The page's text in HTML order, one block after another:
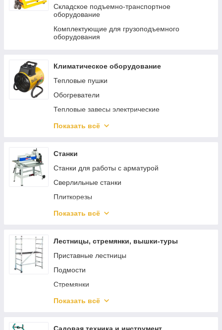
Хоппер ковши
Пневмоотвертки
Пневмоножницы и пилы
Пневматические лобзики
Бытовые поверхностные насосы
Автоматика для насосов
Складское подъемно-транспортное
оборудование
Комплектующие для грузоподъемного
оборудования
Климатическое оборудование
Тепловые пушки
Обогреватели
Тепловые завесы электрические
Водонагреватели
Аккумуляторные вентиляторы
Показать всё
Станки
Станки для работы с арматурой
Сверлильные станки
Плиткорезы
Пильные станки
Тиски
Стружкоотсосы
Фрезерные станки
Строгальные станки
Шлифовальные станки
Показать всё
Лестницы, стремянки, вышки-туры
Приставные лестницы
Подмости
Стремянки
Двухсекционные лестницы
Передвижные лестницы с платформой
Показать всё